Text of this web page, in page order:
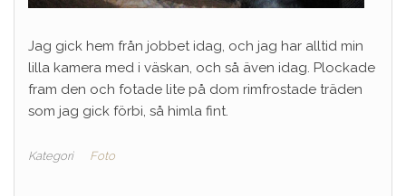
Jag gick hem från jobbet idag, och jag har alltid min
lilla kamera med i väskan, och så även idag. Plockade
fram den och fotade lite på dom rimfrostade träden
som jag gick förbi, så himla fint.
Kategori Foto